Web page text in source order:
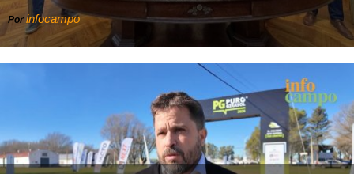
Por infocampo